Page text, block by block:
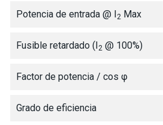
Potencia de entrada @ I2 Max
Fusible retardado (I2 @ 100%)
Factor de potencia / cos φ
Grado de eficiencia